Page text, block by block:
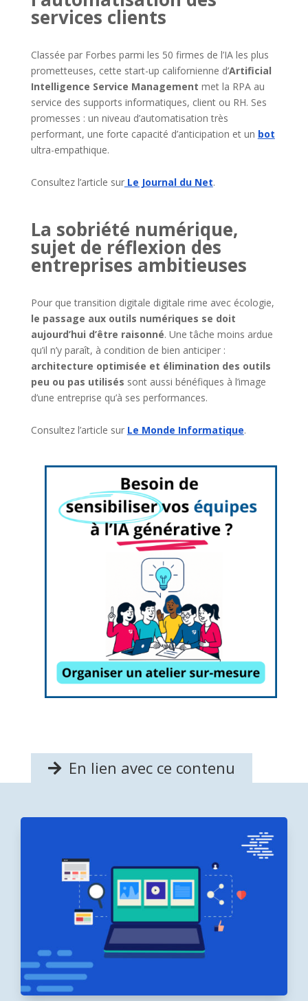
services clients
Classée par Forbes parmi les 50 firmes de l’IA les plus
prometteuses, cette start-up californienne d’Artificial
Intelligence Service Management met la RPA au
service des supports informatiques, client ou RH. Ses
promesses : un niveau d’automatisation très
performant, une forte capacité d’anticipation et un bot
ultra-empathique.
Consultez l’article surLe Journal du Net.
La sobriété numérique,
sujet de réflexion des
entreprises ambitieuses
Pour que transition digitale digitale rime avec écologie,
le passage aux outils numériques se doit
aujourd’hui d’être raisonné. Une tâche moins ardue
qu’il n’y paraît, à condition de bien anticiper :
architecture optimisée et élimination des outils
peu ou pas utilisés sont aussi bénéfiques à l’image
d’une entreprise qu’à ses performances.
Consultez l’article sur Le Monde Informatique.
En lien avec ce contenu